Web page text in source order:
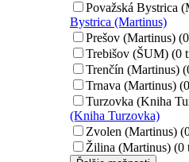
Považská Bystrica
Bystrica (Martinus)
Prešov (Martinus)
Trebišov (ŠUM) (0
Trenčín (Martinus)
Trnava (Martinus)
Turzovka (Kniha
(Kniha Turzovka)
Zvolen (Martinus)
Žilina (Martinus) (0